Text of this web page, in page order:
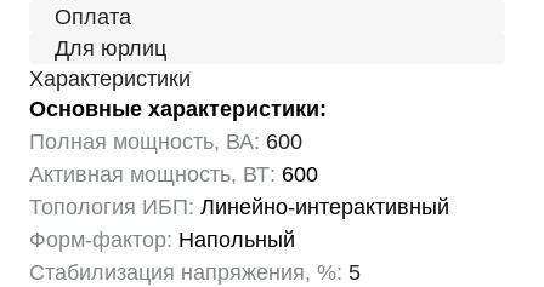
Оплата
Для юрлиц
Характеристики
Основные характеристики:
Полная мощность, ВА: 600
Активная мощность, ВТ: 600
Топология ИБП: Линейно-интерактивный
Форм-фактор: Напольный
Стабилизация напряжения, %: 5